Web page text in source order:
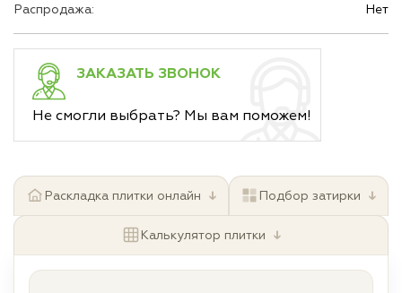
Распродажа: Нет
ЗАКАЗАТЬ ЗВОНОК
Не смогли выбрать? Мы вам поможем!
Раскладка плитки онлайн ↓ Подбор затирки ↓
Калькулятор плитки ↓